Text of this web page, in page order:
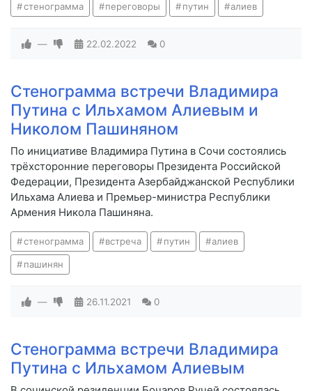
стенограмма переговоры путин алиев
— 22.02.2022 0
Стенограмма встречи Владимира
Путина с Ильхамом Алиевым и
Николом Пашиняном
По инициативе Владимира Путина в Сочи состоялись
трёхсторонние переговоры Президента Российской
Федерации, Президента Азербайджанской Республики
Ильхама Алиева и Премьер-министра Республики
Армения Никола Пашиняна.
стенограмма встреча путин алиев
пашинян
— 26.11.2021 0
Стенограмма встречи Владимира
Путина с Ильхамом Алиевым